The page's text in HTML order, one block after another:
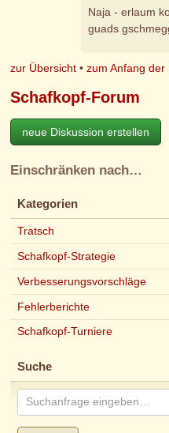
Naja - erlaum
guads
zur Übersicht •zum Anfang der
Schafkopf-Forum
neue Diskussion erstellen
Einschränken nach…
Kategorien
Tratsch
Schafkopf-Strategie
Verbesserungsvorschläge
Fehlerberichte
Schafkopf-Turniere
Suche